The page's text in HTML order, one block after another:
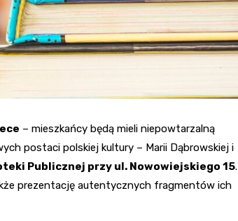
– mieszkańcy będą mieli niepowtarzalną
postaci polskiej kultury – Marii Dąbrowskiej i
Publicznej przy ul. Nowowiejskiego 15.
prezentację autentycznych fragmentów ich